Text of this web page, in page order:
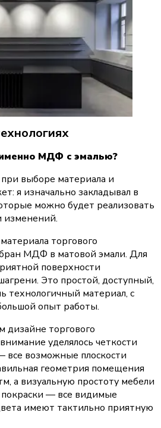
МДФ с эмалью?
выборе материала и
я изначально закладывал в
можно будет реализовать
изменений.
торгового
МДФ в матовой эмали. Для
поверхности
Это простой, доступный,
технологичный материал, с
опыт работы.
торгового
уделялось четкости
все возможные плоскости
геометрия помещения
а визуальную простоту мебели
— все видимые
имеют тактильно приятную